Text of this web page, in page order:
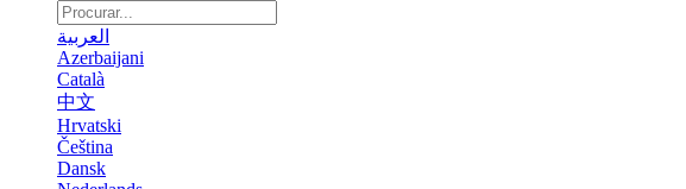
العربية
Azerbaijani
Català
中文
Hrvatski
Čeština
Dansk